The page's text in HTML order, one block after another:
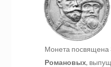
Монета посвящена
Романовых,